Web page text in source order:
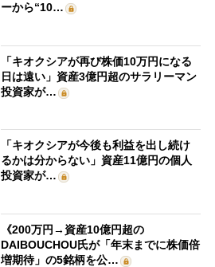
ーから“10…
「キオクシアが再び株価10万円になる
日は遠い」資産3億円超のサラリーマン
投資家が…
「キオクシアが今後も利益を出し続け
るかは分からない」資産11億円の個人
投資家が…
《200万円→資産10億円超の
DAIBOUCHOU氏が「年末までに株価倍
増期待」の5銘柄を公…